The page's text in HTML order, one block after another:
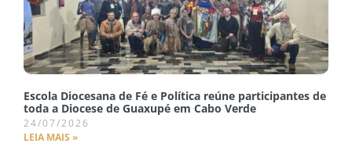
Escola Diocesana de Fé e Política reúne participantes de
toda a Diocese de Guaxupé em Cabo Verde
24/07/2026
LEIA MAIS »